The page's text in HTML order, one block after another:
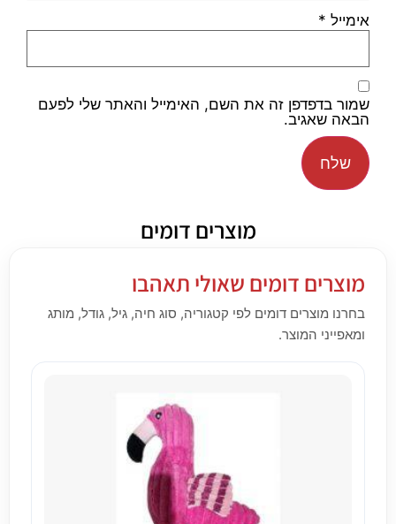
אימייל *
שמור בדפדפן זה את השם, האימייל והאתר שלי לפעם
הבאה שאגיב.
מוצרים דומים
מוצרים דומים שאולי תאהבו
בחרנו מוצרים דומים לפי קטגוריה, סוג חיה, גיל, גודל, מותג
ומאפייני המוצר.